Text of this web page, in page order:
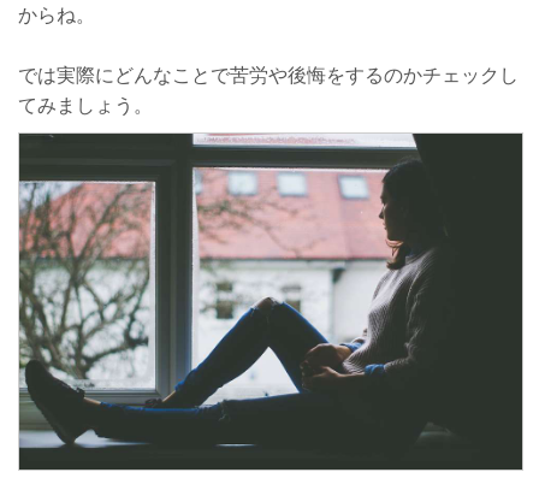
からね。
では実際にどんなことで苦労や後悔をするのかチェックし
てみましょう。